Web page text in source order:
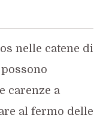
nelle catene di
carenze a
al fermo delle